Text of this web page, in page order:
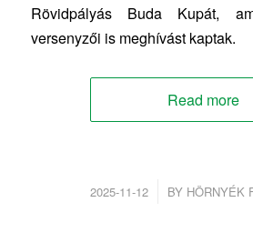
Rövidpályás Buda Kupát,
versenyzői is meghívást kaptak.
Read more
2025-11-12
/ BY HÖRNYÉK